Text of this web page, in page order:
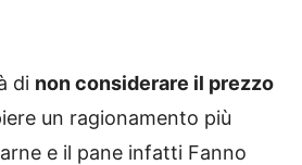
di non considerare il prezzo
un ragionamento più
e il pane infatti Fanno